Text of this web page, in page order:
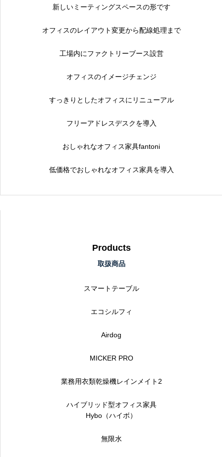
新しいミーティングスペースの形です
オフィスのレイアウト変更から配線処理まで
工場内にファクトリーブース設営
オフィスのイメージチェンジ
すっきりとしたオフィスにリニューアル
フリーアドレスデスクを導入
おしゃれなオフィス家具fantoni
低価格でおしゃれなオフィス家具を導入
Products
取扱商品
スマートテーブル
エコシルフィ
Airdog
MICKER PRO
業務用衣類乾燥機レインメイト2
ハイブリッド型オフィス家具
Hybo（ハイボ）
無限水